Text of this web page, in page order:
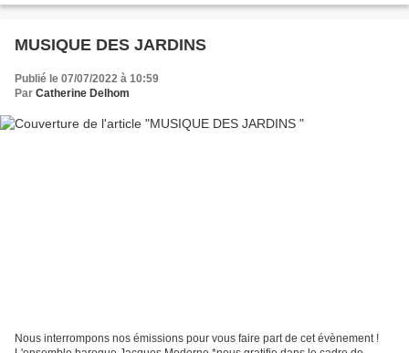
MUSIQUE DES JARDINS
Publié le 07/07/2022 à 10:59
Par Catherine Delhom
Nous interrompons nos émissions pour vous faire part de cet évènement !